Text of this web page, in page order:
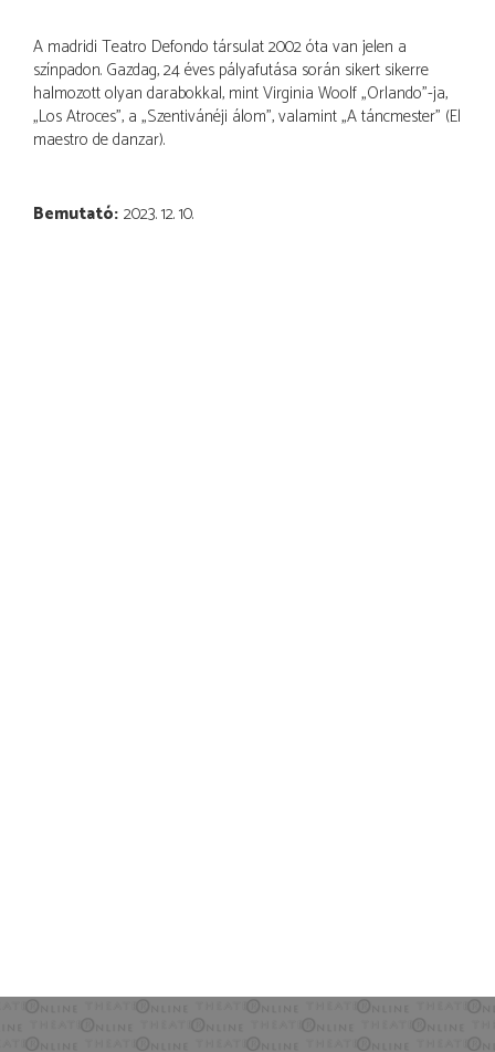
A madridi Teatro Defondo társulat 2002 óta van jelen a
színpadon. Gazdag, 24 éves pályafutása során sikert sikerre
halmozott olyan darabokkal, mint Virginia Woolf „Orlando”-ja,
„Los Atroces”, a „Szentivánéji álom”, valamint „A táncmester” (El
maestro de danzar).
Bemutató 2023. 12. 10.